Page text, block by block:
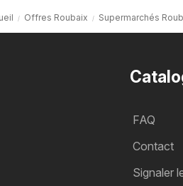
Offres Roubaix Supermarchés
FAQ
Contact
Signaler